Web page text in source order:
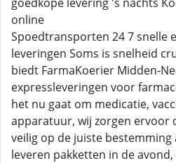
online
Spoedtransporten 24 7 snelle
leveringen Soms is snelheid
biedt FarmaKoerier Midden-
expressleveringen voor
het nu gaat om medicatie,
apparatuur, wij zorgen ervoor
veilig op de juiste
leveren pakketten in de